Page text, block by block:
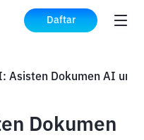
Daftar
Dokumen